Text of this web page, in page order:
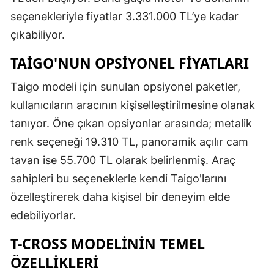
seçenekleriyle fiyatlar 3.331.000 TL’ye kadar
çıkabiliyor.
TAIGO'NUN OPSIYONEL FIYATLARI
Taigo modeli için sunulan opsiyonel paketler,
kullanıcıların aracının kişiselleştirilmesine olanak
tanıyor. Öne çıkan opsiyonlar arasında; metalik
renk seçeneği 19.310 TL, panoramik açılır cam
tavan ise 55.700 TL olarak belirlenmiş. Araç
sahipleri bu seçeneklerle kendi Taigo'larını
özelleştirerek daha kişisel bir deneyim elde
edebiliyorlar.
T-CROSS MODELININ TEMEL
ÖZELLIKLERI